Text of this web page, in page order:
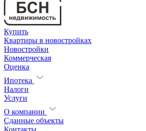
Купить
Квартиры в новостройках
Новостройки
Коммерческая
Оценка
Ипотека
Налоги
Услуги
О компании
Сданные объекты
Контакты